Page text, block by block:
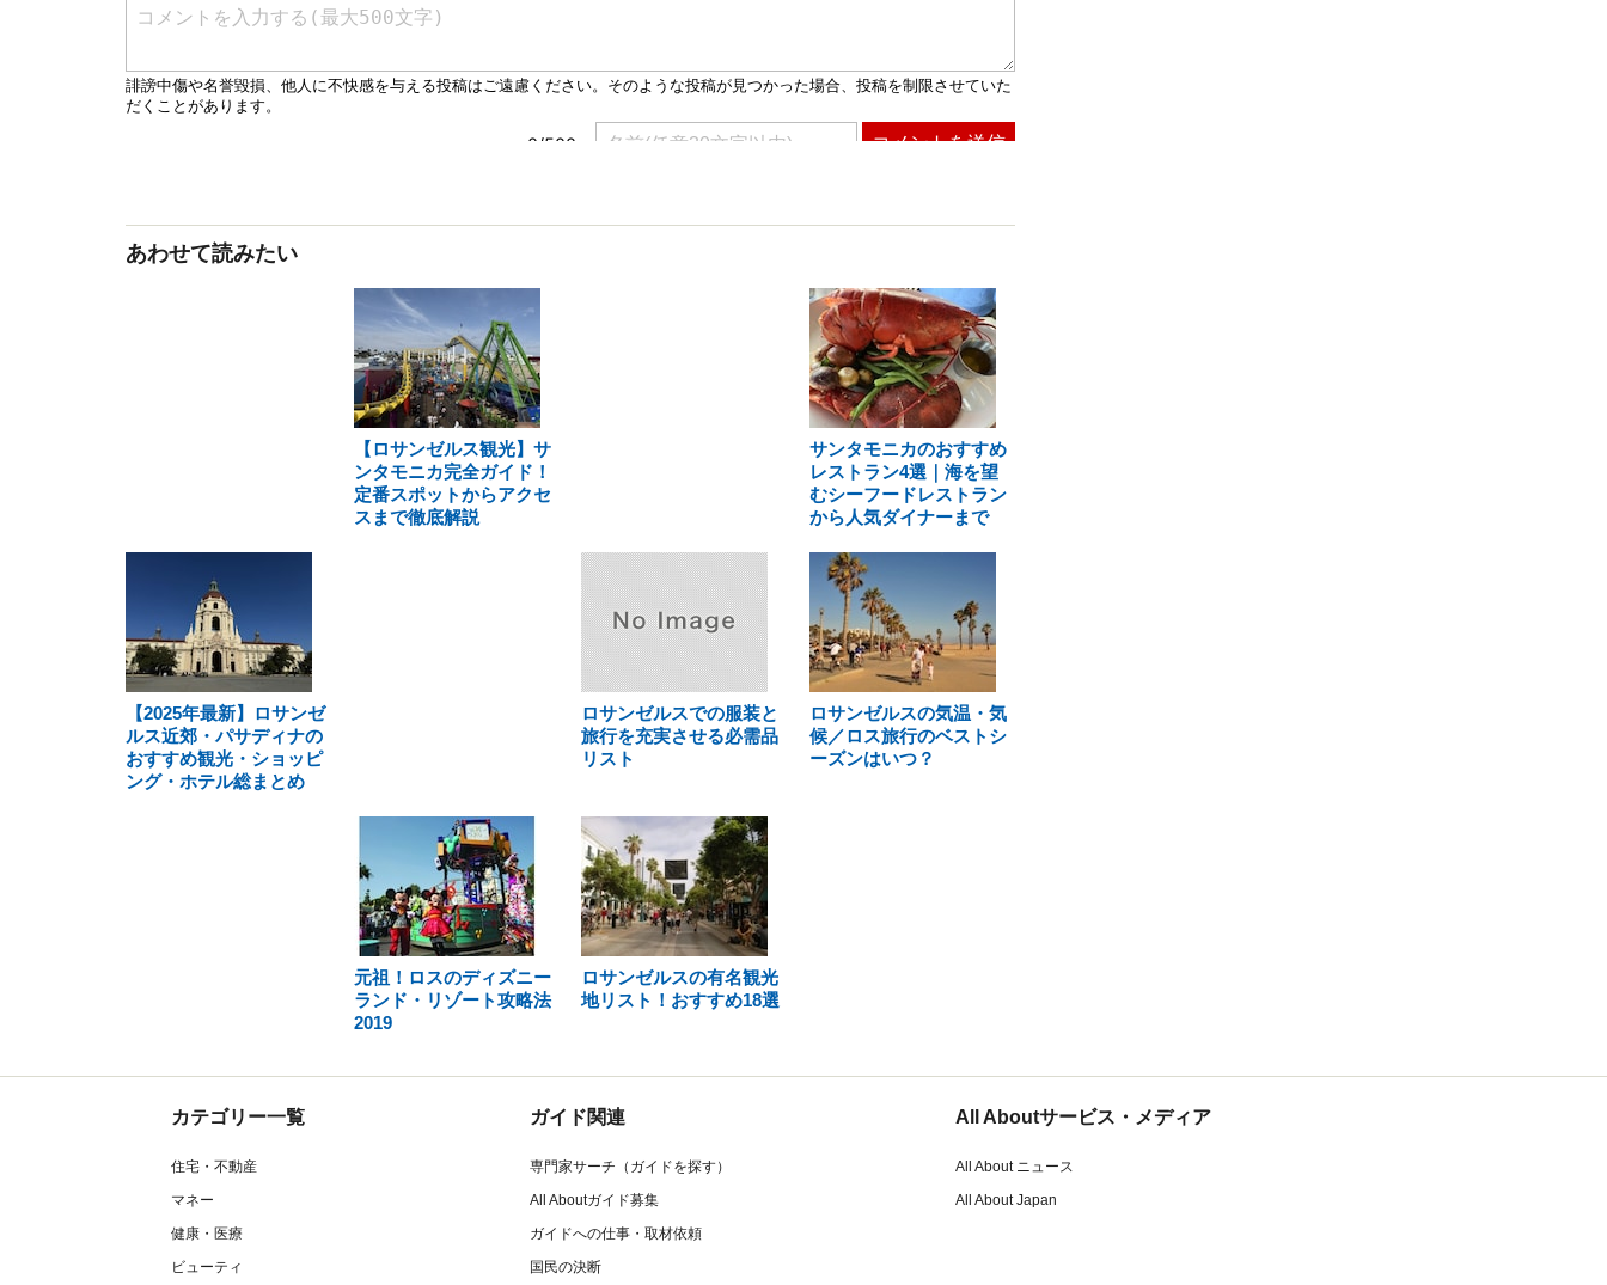
あわせて読みたい
【ロサンゼルス観光】サ
ンタモニカ完全ガイド！
定番スポットからアクセ
スまで徹底解説
サンタモニカのおすすめ
レストラン4選｜海を望
むシーフードレストラン
から人気ダイナーまで
【2025年最新】ロサンゼ
ルス近郊・パサディナの
おすすめ観光・ショッピ
ング・ホテル総まとめ
ロサンゼルスでの服装と
旅行を充実させる必需品
リスト
ロサンゼルスの気温・気
候／ロス旅行のベストシ
ーズンはいつ？
元祖！ロスのディズニー
ランド・リゾート攻略法
2019
ロサンゼルスの有名観光
地リスト！おすすめ18選
カテゴリー一覧
住宅・不動産
マネー
健康・医療
ビューティ
ガイド関連
専門家サーチ（ガイドを探す）
All Aboutガイド募集
ガイドへの仕事・取材依頼
国民の決断
All Aboutサービス・メディア
All About ニュース
All About Japan